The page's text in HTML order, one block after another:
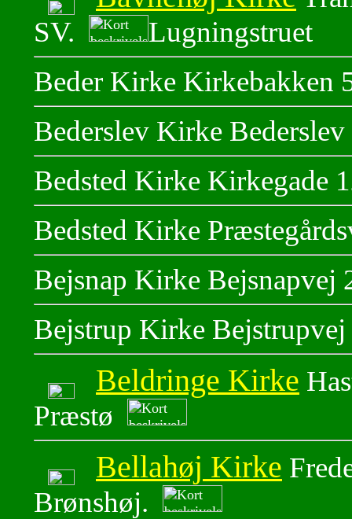
SV.
Lugningstruet
Beder Kirke Kirkebakken
Bederslev Kirke
Bedsted Kirke Kirkegade
Bedsted Kirke
Bejsnap Kirke Bejsnapvej
Bejstrup Kirke
Beldringe Kirke
Præstø
Bellahøj Kirke
Brønshøj.